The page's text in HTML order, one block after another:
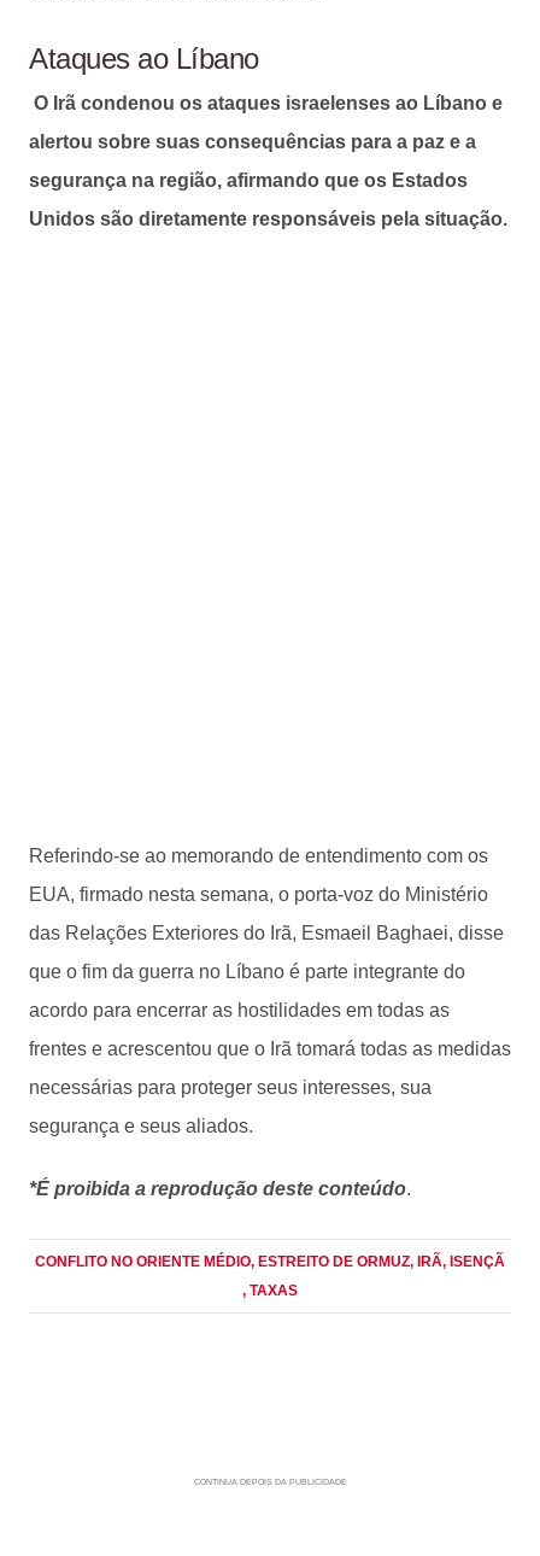
Ataques ao Líbano
O Irã condenou os ataques israelenses ao Líbano e
alertou sobre suas consequências para a paz e a
segurança na região, afirmando que os Estados
Unidos são diretamente responsáveis pela situação.
Referindo-se ao memorando de entendimento com os
EUA, firmado nesta semana, o porta-voz do Ministério
das Relações Exteriores do Irã, Esmaeil Baghaei, disse
que o fim da guerra no Líbano é parte integrante do
acordo para encerrar as hostilidades em todas as
frentes e acrescentou que o Irã tomará todas as medidas
necessárias para proteger seus interesses, sua
segurança e seus aliados.
*É proibida a reprodução deste conteúdo.
CONFLITO NO ORIENTE MÉDIO, ESTREITO DE ORMUZ, IRÃ, ISENÇÃ
, TAXAS